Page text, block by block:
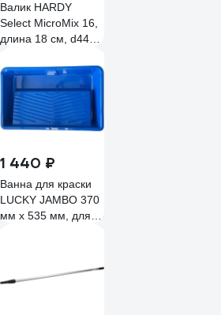
Валик HARDY
Select MicroMix 16,
длина 18 см, d44
цельного волокна
0119-214418
1 440 ₽
Ванна для краски
LUCKY JAMBO 370
мм х 535 мм, для